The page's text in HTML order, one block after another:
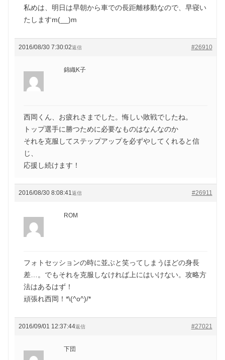
私めは、明日は早朝から車での長距離移動なので、早寝い
たしますm(__)m
2016/08/30 7:30:02 #26910
返信
錦織K子
西岡くん、お疲れさまでした。悔しい敗戦でしたね。
トップ選手に勝つために必要なものはなんなのか
それを克服してステップアップを必ずやしてくれると信
じ、
応援し続けます！
2016/08/30 8:08:41 #26911
返信
ROM
フォトセッションの時に並ぶと笑ってしまうほどの身長
差…。でもそれを克服しなければ上にはいけない。攻略方
法はあるはず！
頑張れ西岡！*\(^o^)/*
2016/09/01 12:37:44 #27021
返信
下団